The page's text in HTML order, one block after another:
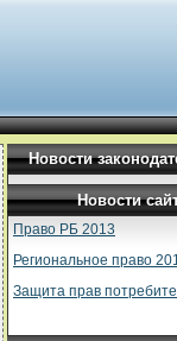
Новости
Новости
Право РБ 2013
Региональное право
Защита прав